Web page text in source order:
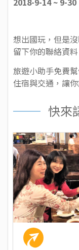
想出國玩，但是
留下你的聯絡資料
旅遊小助手免費
住宿與交通，讓
快來